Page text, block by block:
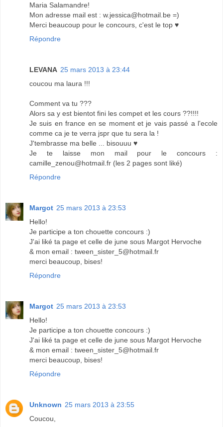
Maria Salamandre!
Mon adresse mail est : w.jessica@hotmail.be =)
Merci beaucoup pour le concours, c'est le top ♥
Répondre
LEVANA 25 mars 2013 à 23:44
coucou ma laura !!!
Comment va tu ???
Alors sa y est bientot fini les compet et les cours ??!!!!
Je suis en france en se moment et je vais passé a l'ecole
comme ca je te verra jspr que tu sera la !
J'tembrasse ma belle ... bisouuu ♥
Je te laisse mon mail pour le concours :
camille_zenou@hotmail.fr (les 2 pages sont liké)
Répondre
Margot 25 mars 2013 à 23:53
Hello!
Je participe a ton chouette concours :)
J'ai liké ta page et celle de june sous Margot Hervoche
& mon email : tween_sister_5@hotmail.fr
merci beaucoup, bises!
Répondre
Margot 25 mars 2013 à 23:53
Hello!
Je participe a ton chouette concours :)
J'ai liké ta page et celle de june sous Margot Hervoche
& mon email : tween_sister_5@hotmail.fr
merci beaucoup, bises!
Répondre
Unknown 25 mars 2013 à 23:55
Coucou,